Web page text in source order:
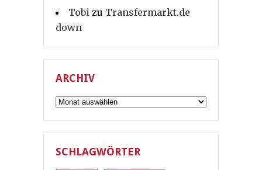
Tobi zu Transfermarkt.de
down
ARCHIV
Archiv
SCHLAGWÖRTER